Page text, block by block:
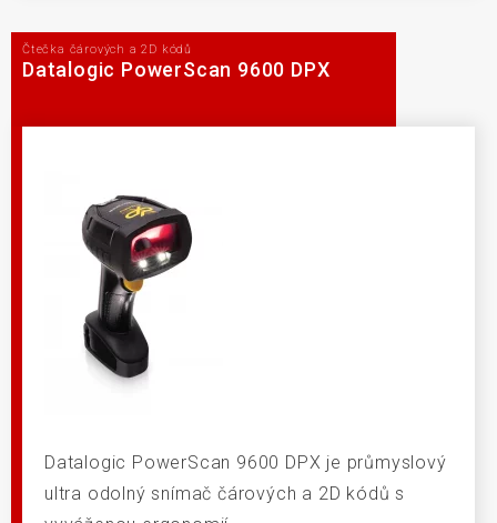
Čtečka čárových a 2D kódů
Datalogic PowerScan 9600 DPX
Datalogic PowerScan 9600 DPX je průmyslový
ultra odolný snímač čárových a 2D kódů s